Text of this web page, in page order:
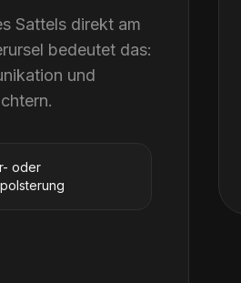
Sattels direkt am
bedeutet das:
und
oder